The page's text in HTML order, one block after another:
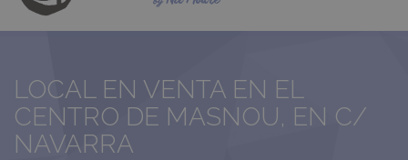
LOCAL EN VENTA EN EL
CENTRO DE MASNOU, EN C/
NAVARRA